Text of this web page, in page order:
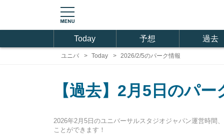
Today 予想 過去
ユニバ Today 2026/2/5のパーク情報
【過去】2月5日のパー
2026年2月5日のユニバーサルスタジオジャパン運営時間
ことができます！